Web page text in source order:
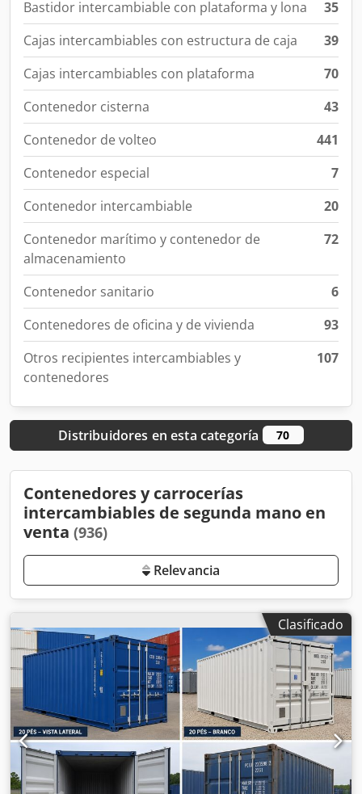
Bastidor intercambiable con plataforma y lona
35
Cajas intercambiables con estructura de caja
39
Cajas intercambiables con plataforma
70
Contenedor cisterna
43
Contenedor de volteo
441
Contenedor especial
7
Contenedor intercambiable
20
Contenedor marítimo y contenedor de
almacenamiento
72
Contenedor sanitario
6
Contenedores de oficina y de vivienda
93
Otros recipientes intercambiables y
contenedores
107
Distribuidores en esta categoría 70
Contenedores y carrocerías
intercambiables de segunda mano en
venta (936)
Relevancia
Clasificado